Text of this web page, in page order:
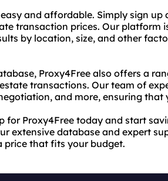
and affordable. Simply sign
transaction prices. Our platform
by location, size, and other
Proxy4Free also offers a
transactions. Our team of
and more, ensuring that
for Proxy4Free today and start
extensive database and expert
price that fits your budget.